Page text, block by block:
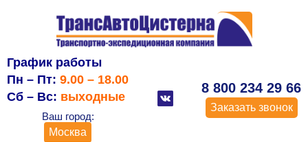
График работы
Пн – Пт: 9.00 – 18.00
Сб – Вс: выходные
Ваш город:
Москва
8 800 234 29 66
Заказать звонок